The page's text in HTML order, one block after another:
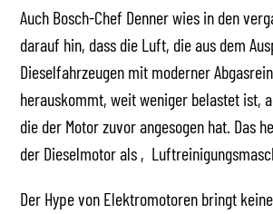
Auch Bosch-Chef Denner wies in den
darauf hin, dass die Luft, die aus dem
Dieselfahrzeugen mit moderner
herauskommt, weit weniger belastet ist,
die der Motor zuvor angesogen hat. Das
der Dieselmotor als
Der Hype von Elektromotoren bringt